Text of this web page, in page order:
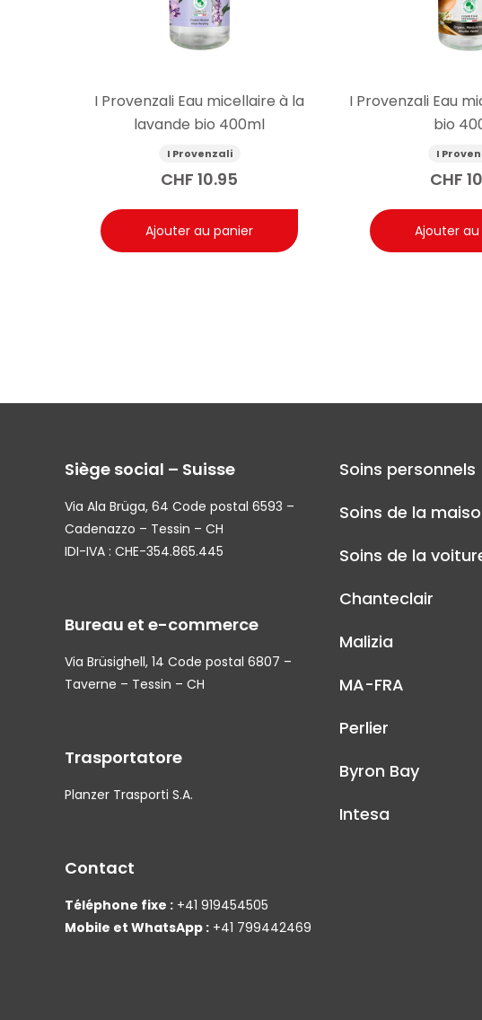
I Provenzali Eau micellaire à la
lavande bio 400ml
I Provenzali
CHF 10.95
Ajouter au panier
I Provenzali Eau
bio
I
CHF
Ajouter
Siège social – Suisse
Via Ala Brüga, 64 Code postal 6593 –
Cadenazzo – Tessin – CH
IDI-IVA : CHE-354.865.445
Bureau et e-commerce
Via Brüsighell, 14 Code postal 6807 –
Taverne – Tessin – CH
Trasportatore
Planzer Trasporti S.A.
Contact
Téléphone fixe : +41 919454505
Mobile et WhatsApp : +41 799442469
Soins personnels
Soins de la
Soins de la
Chanteclair
Malizia
MA-FRA
Perlier
Byron Bay
Intesa